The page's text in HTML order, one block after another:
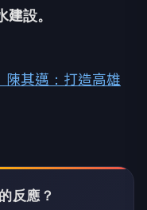
設。
其邁：打造高雄
反應？